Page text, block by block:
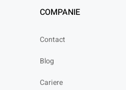
COMPANIE
Contact
Blog
Cariere